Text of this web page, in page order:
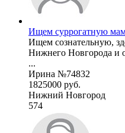
Ищем суррогатную
Ищем сознательную,
Нижнего Новгорода и
...
Ирина №74832
1825000 руб.
Нижний Новгород
574